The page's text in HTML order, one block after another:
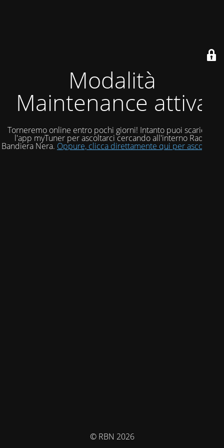
Modalità
Maintenance attiva
Torneremo online entro pochi giorni! Intanto puoi scaricare
l'app myTuner per ascoltarci cercando all'interno Radio
Bandiera Nera. Oppure, clicca direttamente qui per ascoltarci!
© RBN 2026